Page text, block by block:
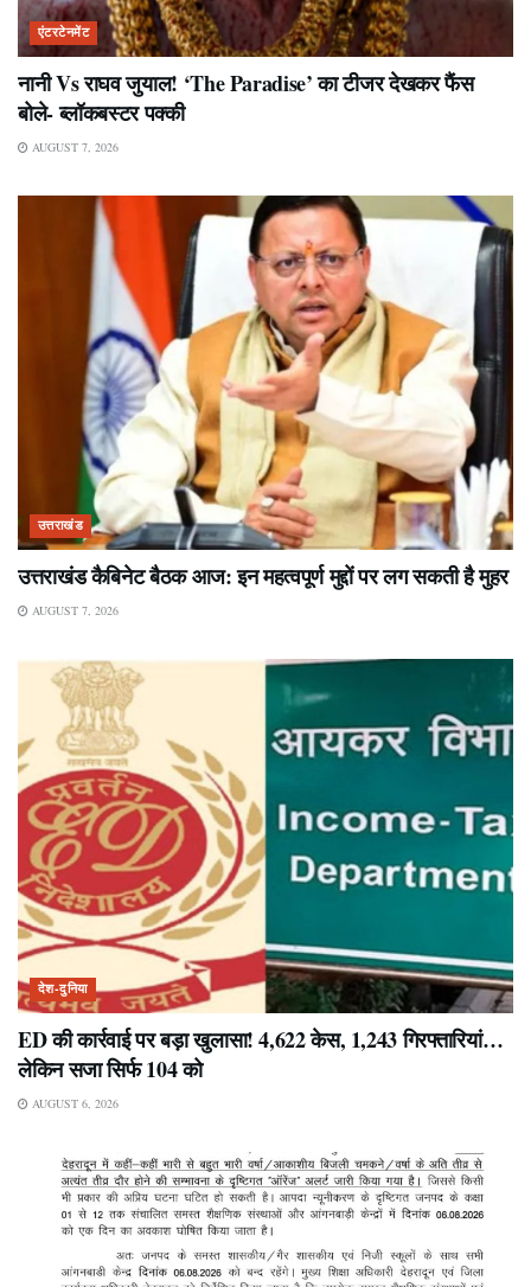
एंटरटेनमेंट
नानी Vs राघव जुयाल! ‘The Paradise’ का टीजर देखकर फैंस
बोले- ब्लॉकबस्टर पक्की
AUGUST 7, 2026
उत्तराखंड
उत्तराखंड कैबिनेट बैठक आज: इन महत्वपूर्ण मुद्दों पर लग सकती है मुहर
AUGUST 7, 2026
देश-दुनिया
ED की कार्रवाई पर बड़ा खुलासा! 4,622 केस, 1,243 गिरफ्तारियां…
लेकिन सजा सिर्फ 104 को
AUGUST 6, 2026